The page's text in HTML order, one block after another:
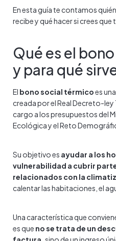
En esta guía te contamos
recibe y qué hacer si crees
Qué es el
y para qué
El bono social térmicoes
creada por el Real Decreto-
cargo a los presupuestos del
Ecológica y el Reto
Su objetivo es ayudar a los
vulnerabilidad a cubrir
relacionados con la
calentar las habitaciones, el
Una característica que
es que no se trata de un